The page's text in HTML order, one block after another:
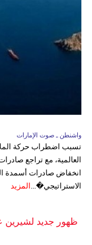
واشنطن ـ صوت الإمارات
تسبب اضطراب حركة
الاستراتيجي�... المزيد
ظهور جديد لشيرين